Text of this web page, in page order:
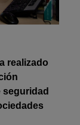
realizado
seguridad